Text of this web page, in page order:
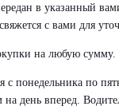
в указанный
с вами для
на любую сумму.
с понедельника по
день вперед.